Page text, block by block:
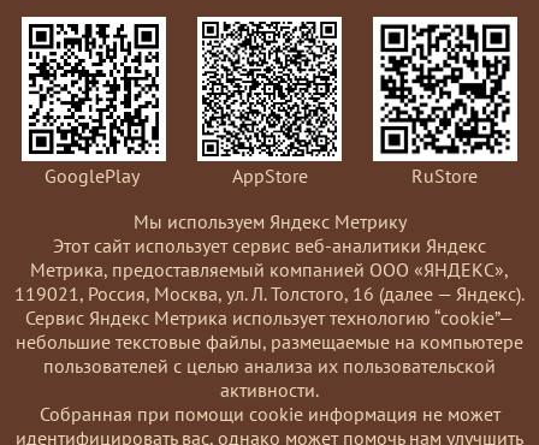
GooglePlay AppStore
RuStore
Мы используем Яндекс Метрику
Этот сайт использует сервис веб-аналитики Яндекс
Метрика, предоставляемый компанией ООО «ЯНДЕКС»,
119021, Россия, Москва, ул. Л. Толстого, 16 (далее — Яндекс).
Сервис Яндекс Метрика использует технологию “cookie”—
небольшие текстовые файлы, размещаемые на компьютере
пользователей с целью анализа их пользовательской
активности.
Coбранная при помощи cookie информация не может
идентифицировать вас, однако может помочь нам улучшить